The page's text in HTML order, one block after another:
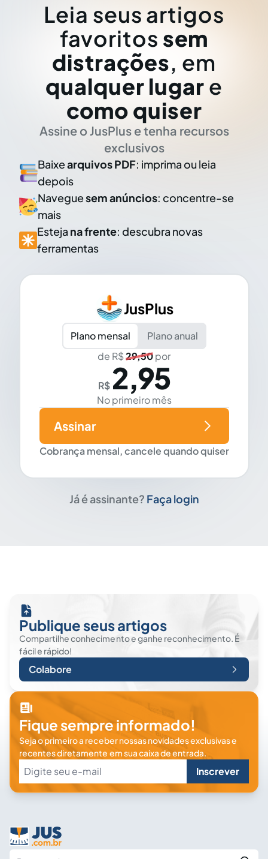
Leia seus artigos
favoritos sem
distrações, em
qualquer lugar e
como quiser
Assine o JusPlus e tenha recursos
exclusivos
Baixearquivos PDF: imprima ou leia
depois
Naveguesem anúncios: concentre-se
mais
Esteja na frente: descubra novas
ferramentas
JusPlus
Plano mensal
Plano anual
de R$29,50por
R$ 2,95
No primeiro mês
Cobrança mensal, cancele quando quiser
Assinar
Já é assinante? Faça login
Publique seus artigos
Compartilhe conhecimento e ganhe reconhecimento. É
fácil e rápido!
Colabore
Fique sempre informado!
Seja o primeiro a receber nossas novidades exclusivas e
recentes diretamente em sua caixa de entrada.
Inscrever